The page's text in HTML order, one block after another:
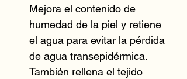
Mejora el contenido de
humedad de la piel y retiene
el agua para evitar la pérdida
de agua transepidérmica.
También rellena el tejido